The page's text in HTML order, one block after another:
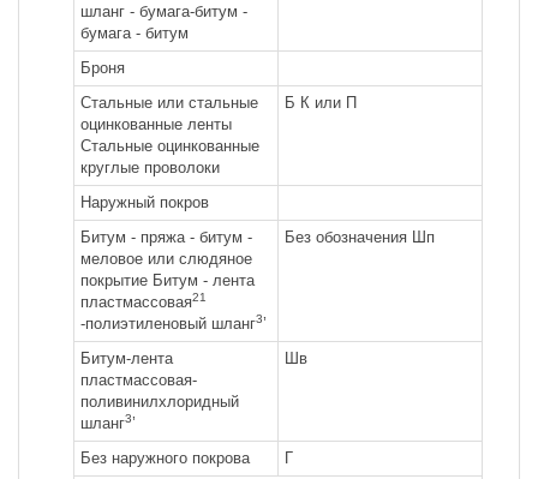
шланг - бумага-битум -
бумага - битум
Броня
Стальные или стальные
оцинкованные ленты
Стальные оцинкованные
круглые проволоки
Б К или П
Наружный покров
Битум - пряжа - битум -
меловое или слюдяное
покрытие Битум - лента
пластмассовая21
-полиэтиленовый шланг3’
Без обозначения Шп
Битум-лента
пластмассовая-
поливинилхлоридный
шланг3’
Шв
Без наружного покрова Г